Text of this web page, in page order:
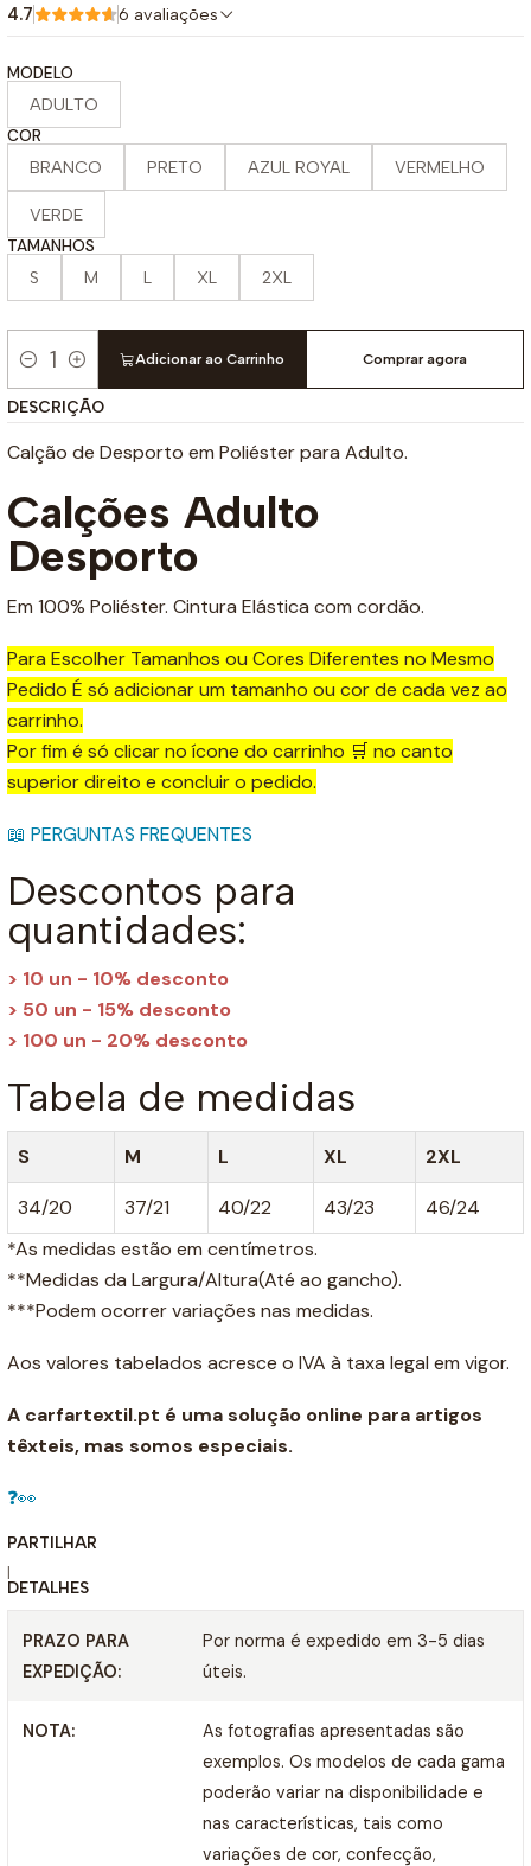
4.7 6 avaliações
MODELO
ADULTO
COR
BRANCO PRETO AZUL ROYAL VERMELHO
VERDE
TAMANHOS
S M L XL 2XL
Quantidade
Adicionar ao Carrinho Comprar agora
DESCRIÇÃO
Calção de Desporto em Poliéster para Adulto.
Calções Adulto
Desporto
Em 100% Poliéster. Cintura Elástica com cordão.
Para Escolher Tamanhos ou Cores Diferentes no Mesmo
Pedido É só adicionar um tamanho ou cor de cada vez ao
carrinho.
Por fim é só clicar no ícone do carrinho 🛒 no canto
superior direito e concluir o pedido.
📖 PERGUNTAS FREQUENTES
Descontos para
quantidades:
> 10 un - 10% desconto
> 50 un - 15% desconto
> 100 un - 20% desconto
Tabela de medidas
S M L XL 2XL
34/20 37/21 40/22 43/23
46/24
*As medidas estão em centímetros.
**Medidas da Largura/Altura(Até ao gancho).
***Podem ocorrer variações nas medidas.
Aos valores tabelados acresce o IVA à taxa legal em vigor.
A carfartextil.pt é uma solução online para artigos
têxteis, mas somos especiais.
❓👀
PARTILHAR
|
DETALHES
PRAZO PARA
EXPEDIÇÃO:
Por norma é expedido em 3-5 dias
úteis.
NOTA:
As fotografias apresentadas são
exemplos. Os modelos de cada gama
poderão variar na disponibilidade e
nas características, tais como
variações de cor, confecção,